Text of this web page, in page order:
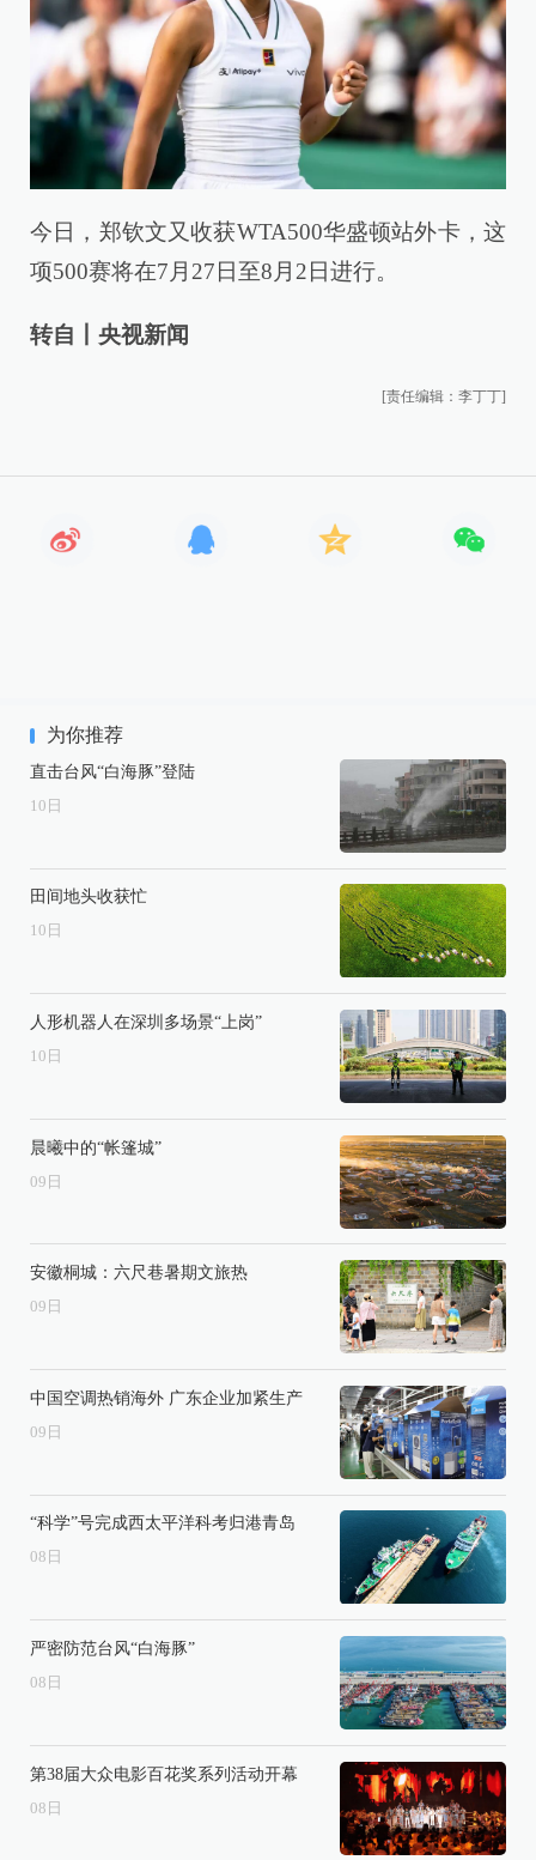
今日，郑钦文又收获WTA500华盛顿站外卡，这
项500赛将在7月27日至8月2日进行。
转自丨央视新闻
[责任编辑：李丁丁]
为你推荐
直击台风“白海豚”登陆
10 日
田间地头收获忙
10 日
人形机器人在深圳多场景“上岗”
10 日
晨曦中的“帐篷城”
09 日
安徽桐城：六尺巷暑期文旅热
09 日
中国空调热销海外 广东企业加紧生产
09 日
“科学”号完成西太平洋科考归港青岛
08 日
严密防范台风“白海豚”
08 日
第38届大众电影百花奖系列活动开幕
08 日